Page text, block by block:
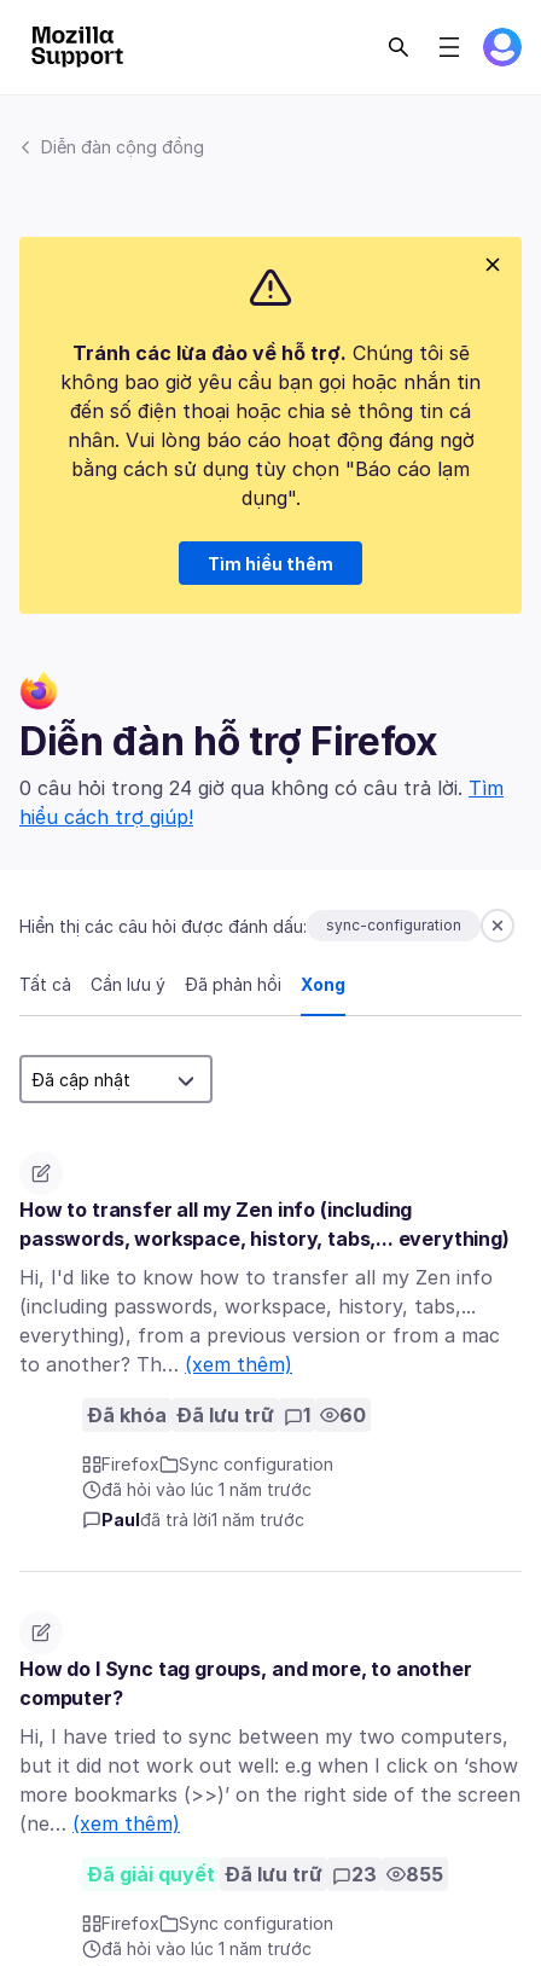
Diễn đàn cộng đồng
Tránh các lừa đảo về hỗ trợ. Chúng tôi sẽ
không bao giờ yêu cầu bạn gọi hoặc nhắn tin
đến số điện thoại hoặc chia sẻ thông tin cá
nhân. Vui lòng báo cáo hoạt động đáng ngờ
bằng cách sử dụng tùy chọn "Báo cáo lạm
dụng".
Tìm hiểu thêm
Diễn đàn hỗ trợ Firefox
0 câu hỏi trong 24 giờ qua không có câu trả lời. Tìm
hiểu cách trợ giúp!
Hiển thị các câu hỏi được đánh dấu: sync-configuration
Tất cả Cần lưu ý Đã phản hồi Xong
How to transfer all my Zen info (including
passwords, workspace, history, tabs,... everything)
Hi, I'd like to know how to transfer all my Zen info
(including passwords, workspace, history, tabs,...
everything), from a previous version or from a mac
to another? Th… (xem thêm)
Đã khóa Đã lưu trữ 1 60
Firefox
Sync configuration
đã hỏi vào lúc 1 năm trước
Paul đã trả lời1 năm trước
How do I Sync tag groups, and more, to another
computer?
Hi, I have tried to sync between my two computers,
but it did not work out well: e.g when I click on ‘show
more bookmarks (>>)’ on the right side of the screen
(ne… (xem thêm)
Đã giải quyết Đã lưu trữ 23 855
Firefox
Sync configuration
đã hỏi vào lúc 1 năm trước